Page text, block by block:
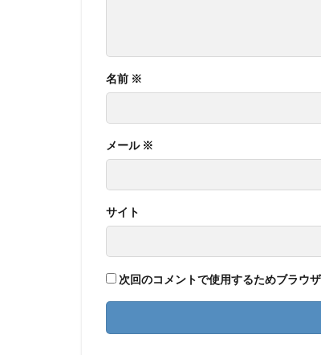
名前 ※
メール ※
サイト
次回のコメントで使用するためブラウ